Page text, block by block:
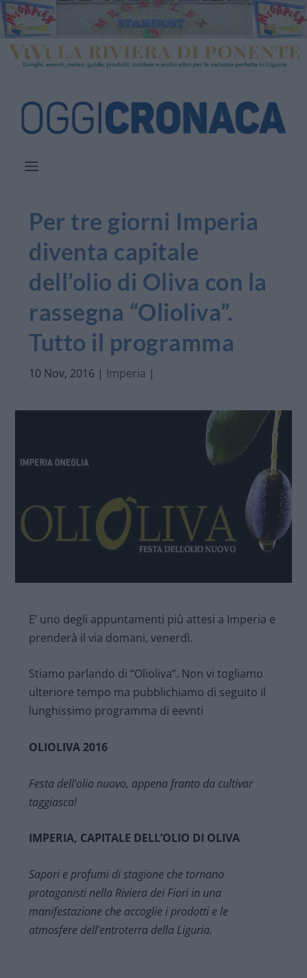
Per tre giorni Imperia
diventa capitale
dell’olio di Oliva con la
rassegna “Olioliva”.
Tutto il programma
10 Nov, 2016 | Imperia |
E’ uno degli appuntamenti più attesi a Imperia e
prenderà il via domani, venerdì.
Stiamo parlando di “Olioliva”. Non vi togliamo
ulteriore tempo ma pubblichiamo di seguito il
lunghissimo programma di eevnti
OLIOLIVA 2016
Festa dell’olio nuovo, appena franto da cultivar
taggiasca!
IMPERIA, CAPITALE DELL’OLIO DI OLIVA
Sapori e profumi di stagione che tornano
protagonisti nella Riviera dei Fiori in una
manifestazione che accoglie i prodotti e le
atmosfere dell’entroterra della Liguria.